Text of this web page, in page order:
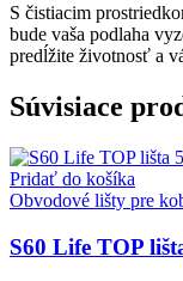
S čistiacim
bude vaša podlaha
predĺžite životnosť a
Súvisiace
Pridať do košíka
Obvodové lišty pre
S60 Life TOP